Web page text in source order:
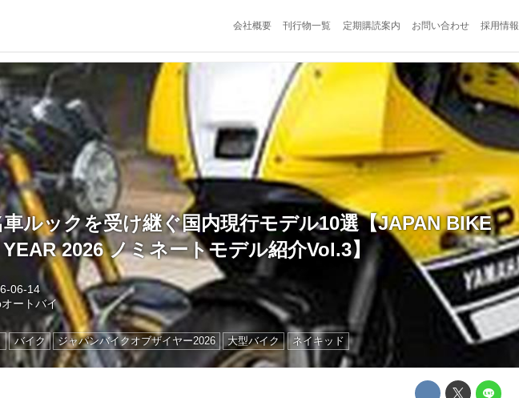
会社概要 刊行物一覧 定期購読案内 お問い合わせ 採用情報
ルックを受け継ぐ国内現行モデル10選【JAPAN BIKE
2026 ノミネートモデル紹介Vol.3】
06-14
ートバイ
バイク ジャパンバイクオブザイヤー2026 大型バイク ネイキッド